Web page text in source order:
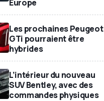
Europe
Les prochaines Peugeot
GTi pourraient être
hybrides
L’intérieur du nouveau
SUV Bentley, avec des
commandes physiques